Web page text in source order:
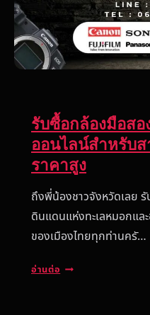
รับซื้อกล้องมือสอ
ออนไลน์สำหรับส
ราคาสูง
ถึงพี่น้องชาวจังหวัดเลย
ดินแดนแห่งทะเลหมอกแล
ของเมืองไทยทุกท่านครั…
อ่านต่อ